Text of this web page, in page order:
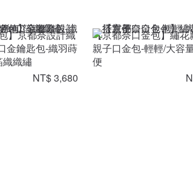
】京都奈設計織
金鑰匙包-織羽蒔
織織繡
NT$ 3,680
【京都奈口金包】繡花
親子口金包-輕輕/大容
便